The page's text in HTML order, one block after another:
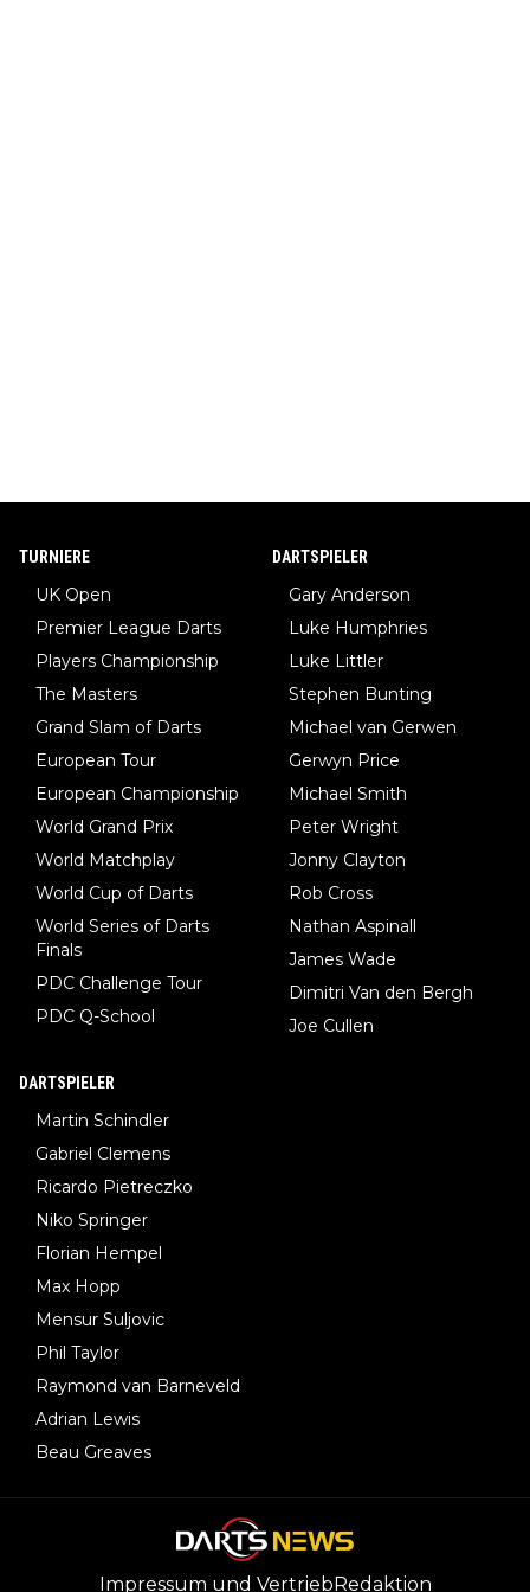
TURNIERE
UK Open
Premier League Darts
Players Championship
The Masters
Grand Slam of Darts
European Tour
European Championship
World Grand Prix
World Matchplay
World Cup of Darts
World Series of Darts
Finals
PDC Challenge Tour
PDC Q-School
DARTSPIELER
Gary Anderson
Luke Humphries
Luke Littler
Stephen Bunting
Michael van Gerwen
Gerwyn Price
Michael Smith
Peter Wright
Jonny Clayton
Rob Cross
Nathan Aspinall
James Wade
Dimitri Van den Bergh
Joe Cullen
DARTSPIELER
Martin Schindler
Gabriel Clemens
Ricardo Pietreczko
Niko Springer
Florian Hempel
Max Hopp
Mensur Suljovic
Phil Taylor
Raymond van Barneveld
Adrian Lewis
Beau Greaves
Impressum und VertriebRedaktion